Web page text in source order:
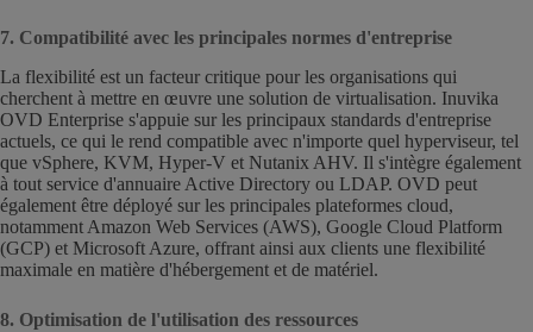
7. Compatibilité avec les principales normes d'entreprise
La flexibilité est un facteur critique pour les organisations qui
cherchent à mettre en œuvre une solution de virtualisation. Inuvika
OVD Enterprise s'appuie sur les principaux standards d'entreprise
actuels, ce qui le rend compatible avec n'importe quel hyperviseur, tel
que vSphere, KVM, Hyper-V et Nutanix AHV. Il s'intègre également
à tout service d'annuaire Active Directory ou LDAP. OVD peut
également être déployé sur les principales plateformes cloud,
notamment Amazon Web Services (AWS), Google Cloud Platform
(GCP) et Microsoft Azure, offrant ainsi aux clients une flexibilité
maximale en matière d'hébergement et de matériel.
8. Optimisation de l'utilisation des ressources